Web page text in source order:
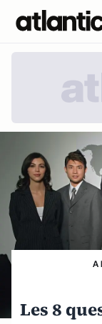
A
Les 8